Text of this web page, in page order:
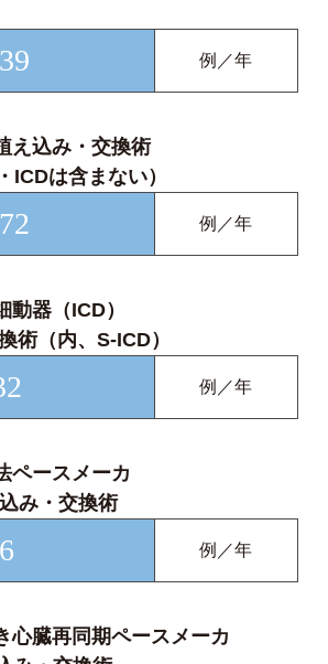
例／年
え込み・交換術
ICDは含まない）
例／年
動器（ICD）
術（内、S-ICD）
例／年
ペースメーカ
み・交換術
6 例／年
心臓再同期ペースメーカ